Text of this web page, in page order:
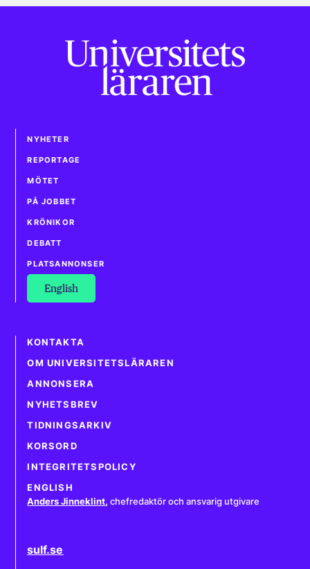
NYHETER
REPORTAGE
MÖTET
PÅ JOBBET
KRÖNIKOR
DEBATT
PLATSANNONSER
English
KONTAKTA
OM UNIVERSITETSLÄRAREN
ANNONSERA
NYHETSBREV
TIDNINGSARKIV
KORSORD
INTEGRITETSPOLICY
ENGLISH
Anders Jinneklint, chefredaktör och ansvarig utgivare
sulf.se